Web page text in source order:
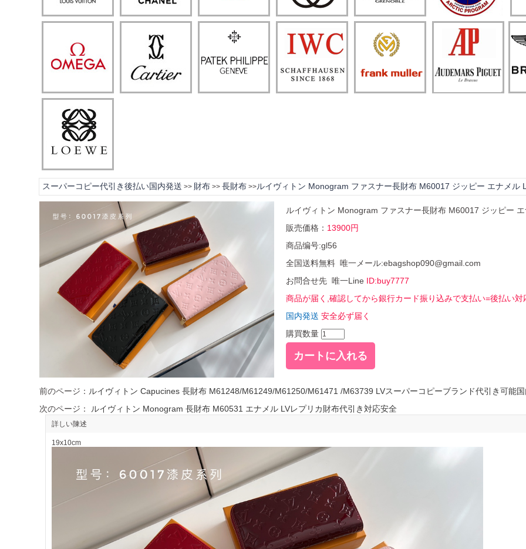
スーパーコピー代引き後払い国内発送 >> 財布 >> 長財布 >>ルイヴィトン Monogram ファスナー長財布 M60017 ジッピー エナメル
ルイヴィトン Monogram ファスナー長財布 M60017 ジッピー
販売価格： 13900円
商品编号:gl56
全国送料無料 唯一メール:ebagshop090@gmail.com
お問合せ先 唯一Line ID:buy7777
商品が届く,確認してから銀行カード振り込みで支払い=後払い対
国内発送 安全必ず届く
購買数量
前のページ： ルイヴィトン Capucines 長財布 M61248/M61249/M61250/M61471 /M63739 LVスーパーコピーブランド代引き可能国
次のページ：
ルイヴィトン Monogram 長財布 M60531 エナメル LVレプリカ財布代引き対応安全
詳しい陳述
19x10cm